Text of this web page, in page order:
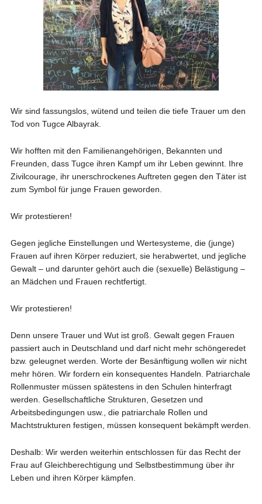
Wir sind fassungslos, wütend und teilen die tiefe Trauer um den
Tod von Tugce Albayrak.
Wir hofften mit den Familienangehörigen, Bekannten und
Freunden, dass Tugce ihren Kampf um ihr Leben gewinnt. Ihre
Zivilcourage, ihr unerschrockenes Auftreten gegen den Täter ist
zum Symbol für junge Frauen geworden.
Wir protestieren!
Gegen jegliche Einstellungen und Wertesysteme, die (junge)
Frauen auf ihren Körper reduziert, sie herabwertet, und jegliche
Gewalt – und darunter gehört auch die (sexuelle) Belästigung –
an Mädchen und Frauen rechtfertigt.
Wir protestieren!
Denn unsere Trauer und Wut ist groß. Gewalt gegen Frauen
passiert auch in Deutschland und darf nicht mehr schöngeredet
bzw. geleugnet werden. Worte der Besänftigung wollen wir nicht
mehr hören. Wir fordern ein konsequentes Handeln. Patriarchale
Rollenmuster müssen spätestens in den Schulen hinterfragt
werden. Gesellschaftliche Strukturen, Gesetzen und
Arbeitsbedingungen usw., die patriarchale Rollen und
Machtstrukturen festigen, müssen konsequent bekämpft werden.
Deshalb: Wir werden weiterhin entschlossen für das Recht der
Frau auf Gleichberechtigung und Selbstbestimmung über ihr
Leben und ihren Körper kämpfen.